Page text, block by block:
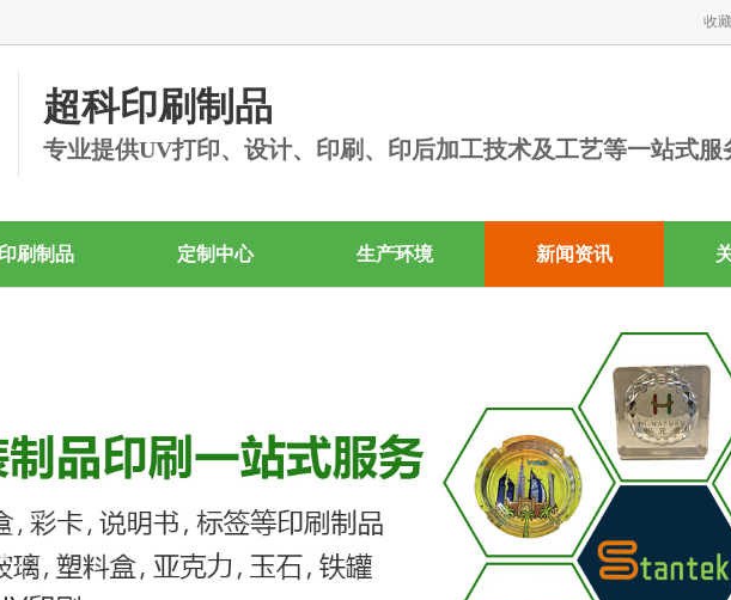
收
超科印刷制品
专业提供UV打印、设计、印刷、印后加工技术及工艺等一站式服
印刷制品 定制中心 生产环境 新闻资讯